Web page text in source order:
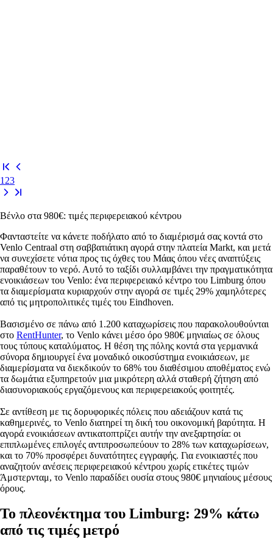
1 23
Βένλο στα 980€: τιμές περιφερειακού κέντρου
Φανταστείτε να κάνετε ποδήλατο από το διαμέρισμά σας κοντά στο
Venlo Centraal στη σαββατιάτικη αγορά στην πλατεία Markt, και μετά
να συνεχίσετε νότια προς τις όχθες του Μάας όπου νέες αναπτύξεις
παραθέτουν το νερό. Αυτό το ταξίδι συλλαμβάνει την πραγματικότητα
ενοικιάσεων του Venlo: ένα περιφερειακό κέντρο του Limburg όπου
τα διαμερίσματα κυριαρχούν στην αγορά σε τιμές 29% χαμηλότερες
από τις μητροπολιτικές τιμές του Eindhoven.
Βασισμένο σε πάνω από 1.200 καταχωρίσεις που παρακολουθούνται
στο RentHunter, το Venlo κάνει μέσο όρο 980€ μηνιαίως σε όλους
τους τύπους καταλύματος. Η θέση της πόλης κοντά στα γερμανικά
σύνορα δημιουργεί ένα μοναδικό οικοσύστημα ενοικιάσεων, με
διαμερίσματα να διεκδικούν το 68% του διαθέσιμου αποθέματος ενώ
τα δωμάτια εξυπηρετούν μια μικρότερη αλλά σταθερή ζήτηση από
διασυνοριακούς εργαζόμενους και περιφερειακούς φοιτητές.
Σε αντίθεση με τις δορυφορικές πόλεις που αδειάζουν κατά τις
καθημερινές, το Venlo διατηρεί τη δική του οικονομική βαρύτητα. Η
αγορά ενοικιάσεων αντικατοπτρίζει αυτήν την ανεξαρτησία: οι
επιπλωμένες επιλογές αντιπροσωπεύουν το 28% των καταχωρίσεων,
και το 70% προσφέρει δυνατότητες εγγραφής. Για ενοικιαστές που
αναζητούν ανέσεις περιφερειακού κέντρου χωρίς ετικέτες τιμών
Άμστερνταμ, το Venlo παραδίδει ουσία στους 980€ μηνιαίους μέσους
όρους.
Το πλεονέκτημα του Limburg: 29% κάτω
από τις τιμές μετρό